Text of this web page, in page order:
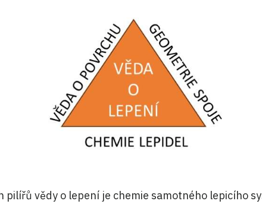
pilířů vědy o lepení je chemie samotného lepicího